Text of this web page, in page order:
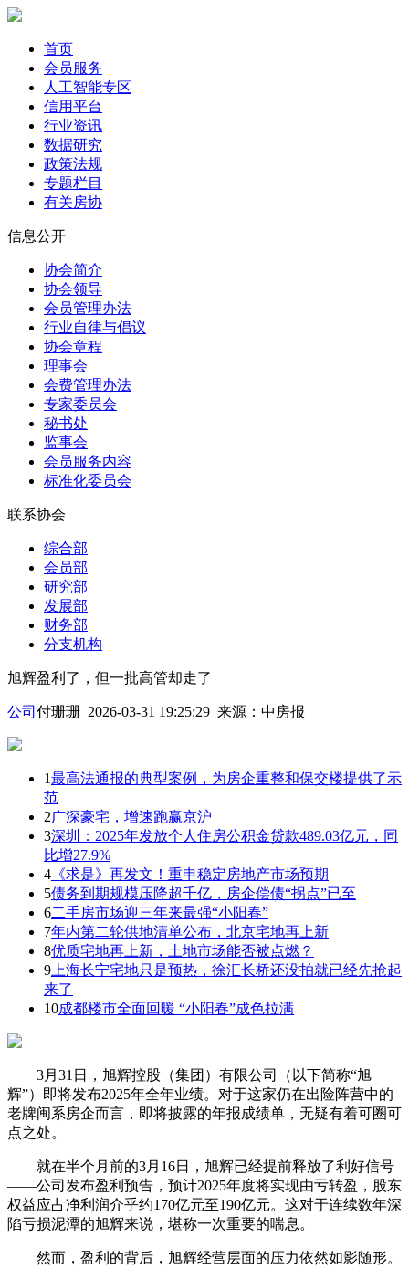
首页
会员服务
人工智能专区
信用平台
行业资讯
数据研究
政策法规
专题栏目
有关房协
信息公开
协会简介
协会领导
会员管理办法
行业自律与倡议
协会章程
理事会
会费管理办法
专家委员会
秘书处
监事会
会员服务内容
标准化委员会
联系协会
综合部
会员部
研究部
发展部
财务部
分支机构
旭辉盈利了，但一批高管却走了
公司 付珊珊 2026-03-31 19:25:29 来源： 中房报
1最高法通报的典型案例，为房企重整和保交楼提供了示
范
2广深豪宅，增速跑赢京沪
3深圳：2025年发放个人住房公积金贷款489.03亿元，同
比增27.9%
4 《求是》再发文！重申稳定房地产市场预期
5债务到期规模压降超千亿，房企偿债“拐点”已至
6二手房市场迎三年来最强“小阳春”
7年内第二轮供地清单公布，北京宅地再上新
8优质宅地再上新，土地市场能否被点燃？
9 上海长宁宅地只是预热，徐汇长桥还没拍就已经先抢起
来了
10成都楼市全面回暖 “小阳春”成色拉满
3月31日，旭辉控股（集团）有限公司（以下简称“旭
辉”）即将发布2025年全年业绩。对于这家仍在出险阵营中的
老牌闽系房企而言，即将披露的年报成绩单，无疑有着可圈可
点之处。
就在半个月前的3月16日，旭辉已经提前释放了利好信号
——公司发布盈利预告，预计2025年度将实现由亏转盈，股东
权益应占净利润介乎约170亿元至190亿元。这对于连续数年深
陷亏损泥潭的旭辉来说，堪称一次重要的喘息。
然而，盈利的背后，旭辉经营层面的压力依然如影随形。